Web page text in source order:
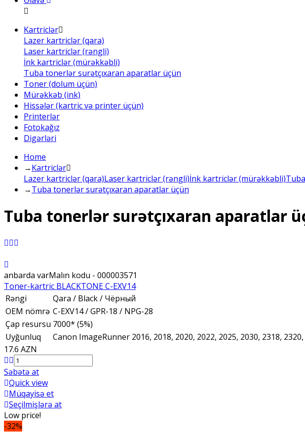
Kartriclər
Lazer kartriclər (qara)
Laser kartriclər (rəngli)
İnk kartriclər (mürəkkəbli)
Tuba tonerlər surətçıxaran aparatlar üçün
Toner (dolum üçün)
Mürəkkəb (ink)
Hissələr (kartric və printer üçün)
Printerlər
Fotokağız
Digərləri
Home
→Kartriclər
Lazer kartriclər (qara)Laser kartriclər (rəngli)İnk kartriclər (mürəkkəbli)
→Tuba tonerlər surətçıxaran aparatlar üçün
Tuba tonerlər surətçıxaran aparatlar
anbarda varMalın kodu - 000003571
Toner-kartric BLACKTONE C-EXV14
Rəngi
Qara / Black / Чёрный
OEM nömrə C-EXV14 / GPR-18 / NPG-28
Çap resursu 7000* (5%)
Uyğunluq
Canon ImageRunner 2016, 2018, 2020, 2022, 2025, 2030, 2318,
17.6 AZN
Səbətə at
Quick view
Müqayisə et
Seçilmişlərə at
Low price!
-32%